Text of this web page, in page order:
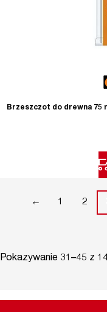
Brzeszczot do drewna 75
← 1 2
Pokazywanie 31–45 z